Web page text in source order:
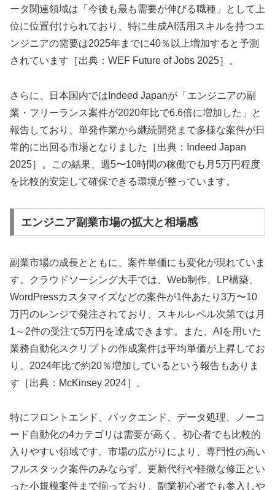
ータ関連領域は「今後も最も需要が伸びる職種」として上
位に位置付けられており、特に生成AI活用スキルを持つエ
ンジニアの需要は2025年までに40％以上増加すると予測
されています［出典：WEF Future of Jobs 2025］。
さらに、日本国内ではIndeed Japanが「エンジニアの副
業・フリーランス案件が2020年比で6.6倍に増加した」と
報告しており、単発作業から継続開発まで多様な案件が日
常的に出回る市場となりました［出典：Indeed Japan
2025］。この結果、週5〜10時間の稼働でも月5万円程度
を比較的安定して確保できる環境が整っています。
エンジニア副業市場の拡大と相場感
副業市場の成長とともに、案件単価にも変化が現れていま
す。クラウドソーシング大手では、Web制作、LP構築、
WordPressカスタマイズなどの案件が1件あたり3万〜10
万円のレンジで発注されており、スキルレベル次第では月
1～2件の受注で5万円を達成できます。また、AIを用いた
業務自動化スクリプトの作成案件は平均単価が上昇してお
り、2024年比で約20％増加しているという報告もありま
す［出典：McKinsey 2024］。
特にフロントエンド、バックエンド、データ処理、ノーコ
ード自動化の4カテゴリは需要が高く、初心者でも比較的
入りやすい領域です。市場の広がりにより、専門性の高い
フルスタック案件のみならず、更新代行や軽微な修正とい
った小規模案件まで揃っており、副業初心者でも参入しや